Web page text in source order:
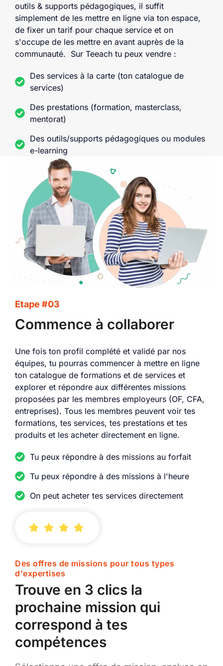
outils & supports pédagogiques, il suffit
simplement de les mettre en ligne via ton espace,
de fixer un tarif pour chaque service et on
s'occupe de les mettre en avant auprès de la
communauté. Sur Teeach tu peux vendre :
Des services à la carte (ton catalogue de
services)
Des prestations (formation, masterclass,
mentorat)
Des outils/supports pédagogiques ou modules
e-learning
Etape #03
Commence à collaborer
Une fois ton profil complété et validé par nos
équipes, tu pourras commencer à mettre en ligne
ton catalogue de formations et de services et
explorer et répondre aux différentes missions
proposées par les membres employeurs (OF, CFA,
entreprises). Tous les membres peuvent voir tes
formations, tes services, tes prestations et tes
produits et les acheter directement en ligne.
Tu peux répondre à des missions au forfait
Tu peux répondre à des missions à l'heure
On peut acheter tes services directement
Des offres de missions pour tous types
d'expertises
Trouve en 3 clics la
prochaine mission qui
correspond à tes
compétences